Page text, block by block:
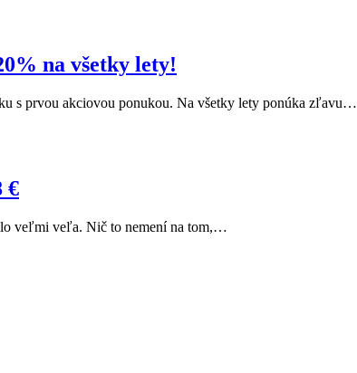
na všetky lety!
s prvou akciovou ponukou. Na všetky lety ponúka zľavu…
€
veľmi veľa. Nič to nemení na tom,…